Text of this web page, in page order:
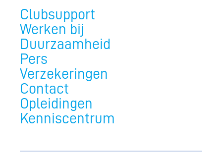
Clubsupport
Werken bij
Duurzaamheid
Pers
Verzekeringen
Contact
Opleidingen
Kenniscentrum